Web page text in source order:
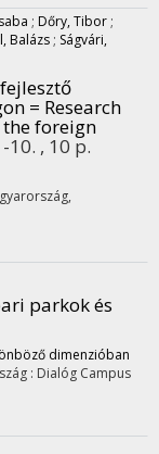
; Dőry, Tibor ;
Balázs ; Ságvári,
= Research
foreign
10. , 10 p.
parkok és
dimenzióban
: Dialóg Campus